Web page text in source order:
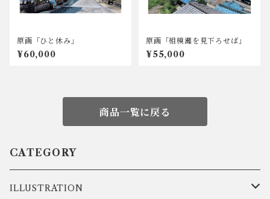
原画「ひと休み」
¥60,000
原画「相模灘を見下ろせば」
¥55,000
商品一覧に戻る
CATEGORY
ILLUSTRATION